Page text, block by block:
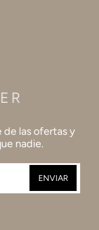
las ofertas y
nadie.